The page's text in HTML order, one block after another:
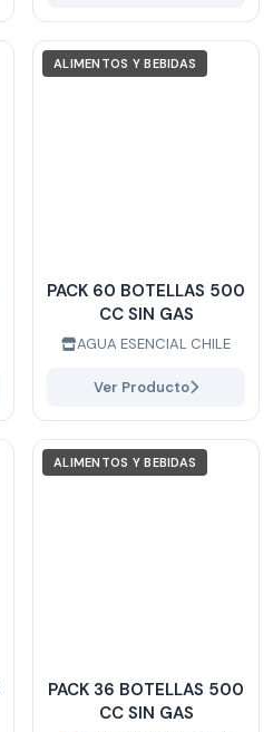
ALIMENTOS Y BEBIDAS
PACK 60 BOTELLAS 500
CC SIN GAS
AGUA ESENCIAL CHILE
Ver Producto
ALIMENTOS Y BEBIDAS
PACK 36 BOTELLAS 500
CC SIN GAS